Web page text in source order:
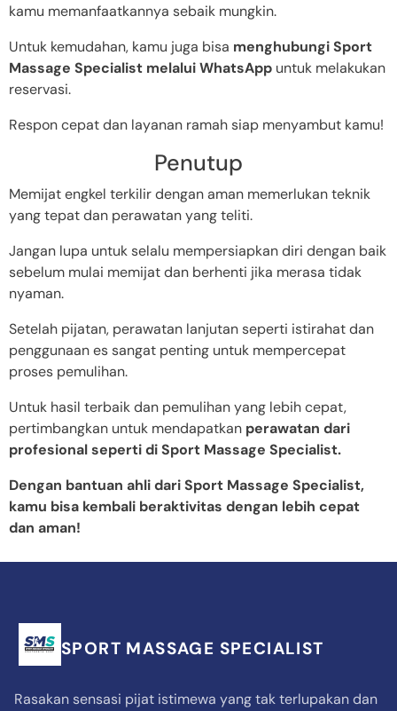
kamu memanfaatkannya sebaik mungkin.
Untuk kemudahan, kamu juga bisa menghubungi Sport
Massage Specialist melalui WhatsApp untuk melakukan
reservasi.
Respon cepat dan layanan ramah siap menyambut kamu!
Penutup
Memijat engkel terkilir dengan aman memerlukan teknik
yang tepat dan perawatan yang teliti.
Jangan lupa untuk selalu mempersiapkan diri dengan baik
sebelum mulai memijat dan berhenti jika merasa tidak
nyaman.
Setelah pijatan, perawatan lanjutan seperti istirahat dan
penggunaan es sangat penting untuk mempercepat
proses pemulihan.
Untuk hasil terbaik dan pemulihan yang lebih cepat,
pertimbangkan untuk mendapatkan perawatan dari
profesional seperti di Sport Massage Specialist.
Dengan bantuan ahli dari Sport Massage Specialist,
kamu bisa kembali beraktivitas dengan lebih cepat
dan aman!
SPORT MASSAGE SPECIALIST
Rasakan sensasi pijat istimewa yang tak terlupakan dan